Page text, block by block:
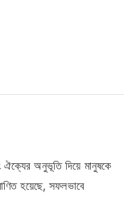
ঐক্যের অনুভূতি দিয়ে মানুষকে
হয়েছে, সফলভাবে